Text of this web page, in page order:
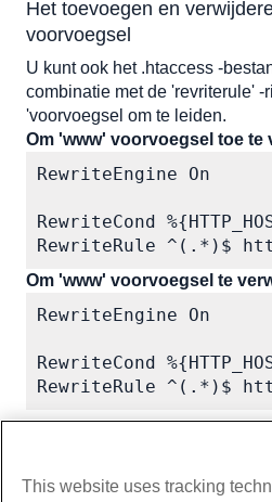
Het toevoegen en
voorvoegsel
U kunt ook het .htaccess -
combinatie met de 'revriterule'
'voorvoegsel om te leiden.
Om 'www' voorvoegsel toe te
RewriteEngine On
RewriteCond
RewriteRule ^(.*)$
Om 'www' voorvoegsel te
RewriteEngine On
RewriteCond
RewriteRule ^(.*)$
This website uses tracking